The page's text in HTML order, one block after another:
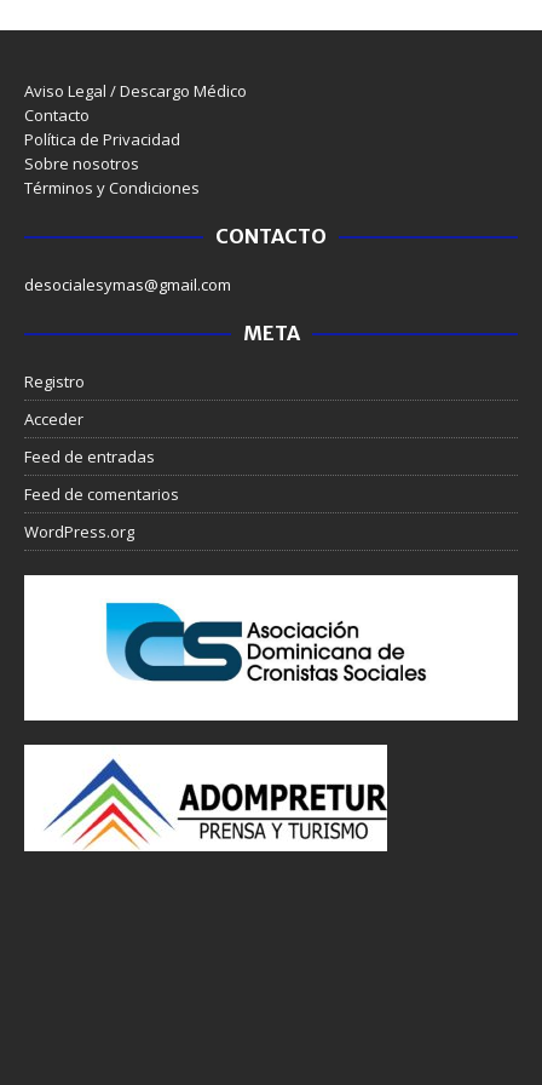
Aviso Legal / Descargo Médico
Contacto
Política de Privacidad
Sobre nosotros
Términos y Condiciones
CONTACTO
desocialesymas@gmail.com
META
Registro
Acceder
Feed de entradas
Feed de comentarios
WordPress.org